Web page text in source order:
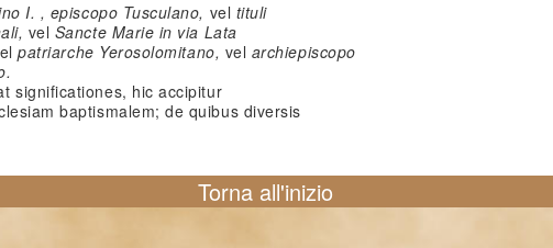
I. , episcopo Tusculano, vel tituli
vel Sancte Marie in via Lata
patriarche Yerosolomitano, vel archiepiscopo
significationes, hic accipitur
baptismalem; de quibus diversis
Torna all'inizio